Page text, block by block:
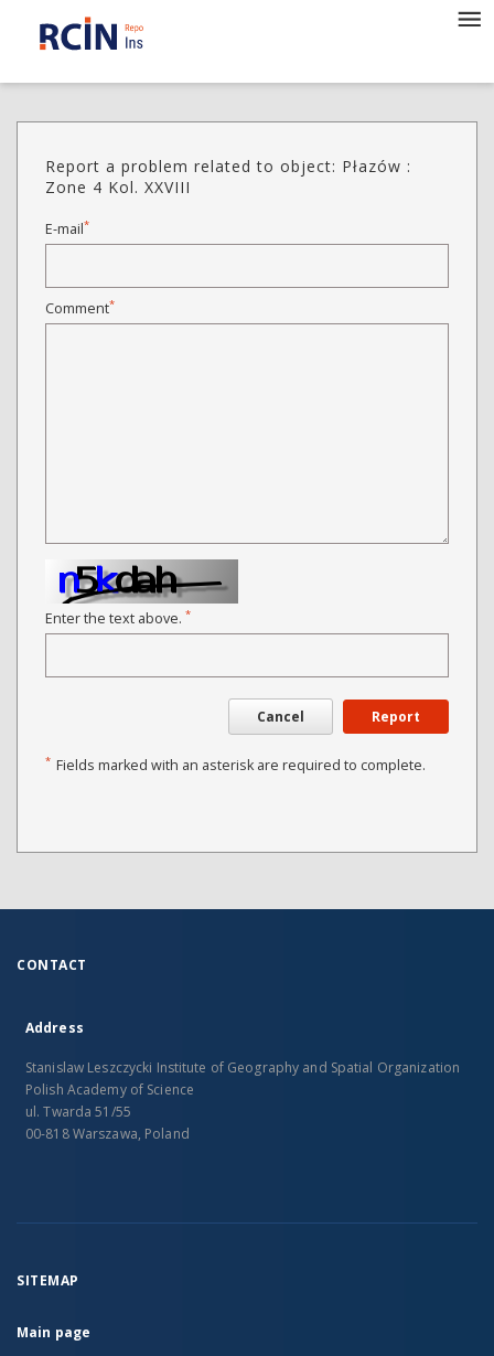
Report a problem related to object: Płazów :
Zone 4 Kol. XXVIII
E-mail*
Comment*
Enter the text above. *
Cancel Report
* Fields marked with an asterisk are required to complete.
CONTACT
Address
Stanislaw Leszczycki Institute of Geography and Spatial Organization
Polish Academy of Science
ul. Twarda 51/55
00-818 Warszawa, Poland
SITEMAP
Main page